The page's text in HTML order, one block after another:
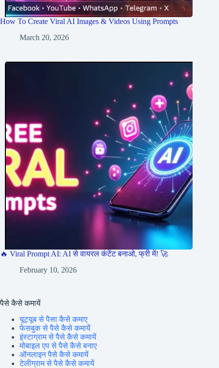
How To Create Viral AI Images & Videos Using Prompts
March 20, 2026
🔥 Viral Prompt AI: AI से वायरल कंटेंट बनाओ, फ्री में! 🚀
February 10, 2026
पैसे कैसे कमायें
यूट्यूब से पैसा कैसे कमाए
फेसबुक से पैसे कैसे कमायें
इंस्टाग्राम से पैसे कैसे कमायें
मोबाइल एप से पैसे कैसे बनाए
ऑनलाइन पैसे कैसे कमायें
टेलीग्राम से पैसे कैसे कमायें